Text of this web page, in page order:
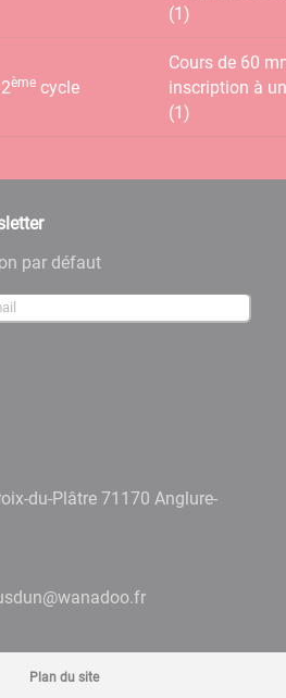
(1)
ème cycle
Cours de 60
inscription à
(1)
par défaut
du-Plâtre 71170 Anglure-
Plan du site